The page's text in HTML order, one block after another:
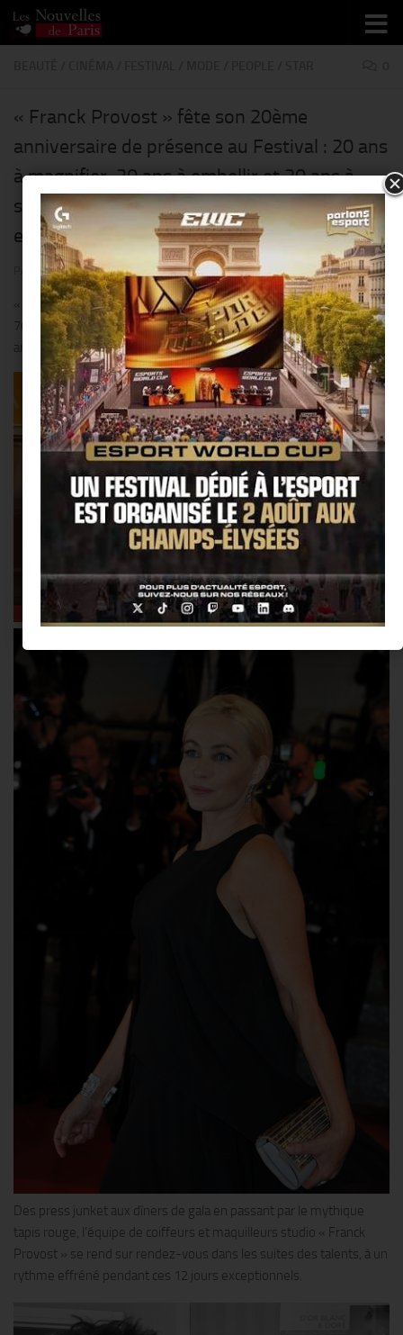
Skip to content
« Franck Provost » fête son 20ème
anniversaire de présence au Festival : 20 ans
à magnifier, 20 ans à embellir et 20 ans à
sublimer les actrices venues du monde
entier @ Cannes !
THIERRY KER · PUBLIÉ 23 MAI 2017 · MIS À JOUR3 AVRIL 2018
« Franck Provost » est à Cannes depuis le 17 mai pour célébrer la
70ème édition du Festival International du Film et son 20ème
anniversaire de présence aux côtés des Stars et des Festivaliers !!
Des press junket aux dîners de gala en passant par le mythique
tapis rouge, l’équipe de coiffeurs et maquilleurs studio « Franck
Provost » se rend sur rendez-vous dans les suites des talents, à un
rythme effréné pendant ces 12 jours exceptionnels.